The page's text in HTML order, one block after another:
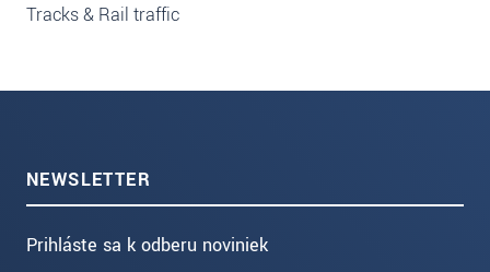
Tracks & Rail traffic
NEWSLETTER
Prihláste sa k odberu noviniek